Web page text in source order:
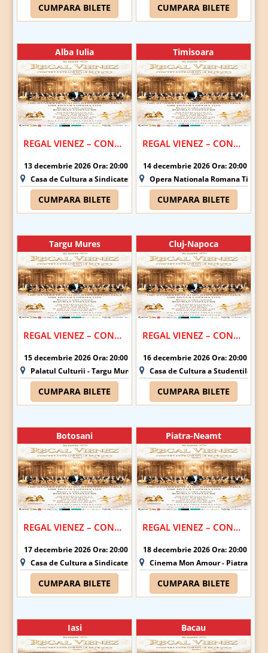
CUMPARA BILETE CUMPARA BILETE
Alba Iulia
REGAL VIENEZ – CONCERT EXTRAORDINAR DE CRACIUN | ALBA IULIA
13 decembrie 2026 Ora: 20:00
Casa de Cultura a Sindicatelor Alba Iulia - Alba Iulia
CUMPARA BILETE
Timisoara
REGAL VIENEZ – CONCERT EXTRAORDINAR DE CRACIUN | TIMISOARA
14 decembrie 2026 Ora: 20:00
Opera Nationala Romana
CUMPARA BILETE
Targu Mures
REGAL VIENEZ – CONCERT EXTRAORDINAR DE CRACIUN | TARGU MURES
15 decembrie 2026 Ora: 20:00
Palatul Culturii - Targu Mures
CUMPARA BILETE
Cluj-Napoca
REGAL VIENEZ – CONCERT EXTRAORDINAR DE CRACIUN | CLUJ-NAPOCA
16 decembrie 2026 Ora: 20:00
Casa de Cultura a Studentilor
CUMPARA BILETE
Botosani
REGAL VIENEZ – CONCERT EXTRAORDINAR DE CRACIUN | BOTOSANI
17 decembrie 2026 Ora: 20:00
Casa de Cultura a Sindicatelor - Botosani
CUMPARA BILETE
Piatra-Neamt
REGAL VIENEZ – CONCERT EXTRAORDINAR DE CRACIUN | PIATRA NEAMT
18 decembrie 2026 Ora: 20:00
Cinema Mon Amour - Piatra-
CUMPARA BILETE
Iasi Bacau